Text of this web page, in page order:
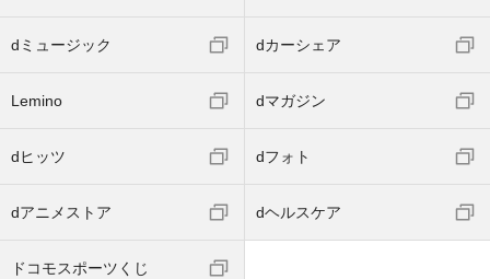
dミュージック dカーシェア
Lemino dマガジン
dヒッツ dフォト
dアニメストア dヘルスケア
ドコモスポーツくじ